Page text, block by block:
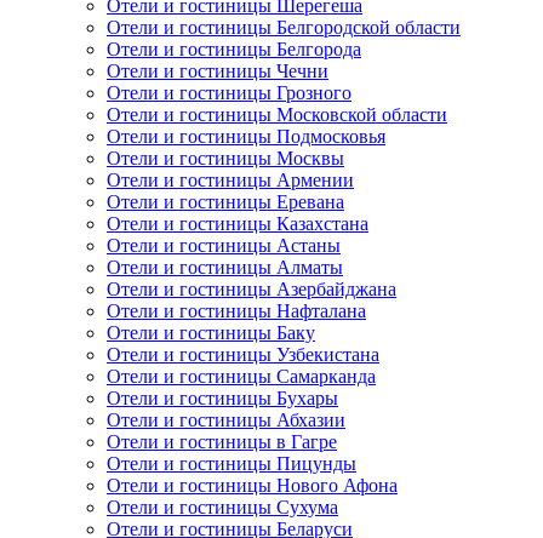
Отели и гостиницы Шерегеша
Отели и гостиницы Белгородской области
Отели и гостиницы Белгорода
Отели и гостиницы Чечни
Отели и гостиницы Грозного
Отели и гостиницы Московской области
Отели и гостиницы Подмосковья
Отели и гостиницы Москвы
Отели и гостиницы Армении
Отели и гостиницы Еревана
Отели и гостиницы Казахстана
Отели и гостиницы Астаны
Отели и гостиницы Алматы
Отели и гостиницы Азербайджана
Отели и гостиницы Нафталана
Отели и гостиницы Баку
Отели и гостиницы Узбекистана
Отели и гостиницы Самарканда
Отели и гостиницы Бухары
Отели и гостиницы Абхазии
Отели и гостиницы в Гагре
Отели и гостиницы Пицунды
Отели и гостиницы Нового Афона
Отели и гостиницы Сухума
Отели и гостиницы Беларуси